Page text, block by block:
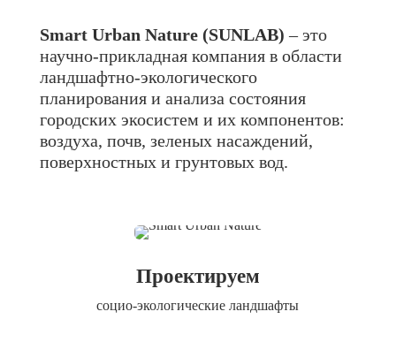
Smart Urban Nature (SUNLAB) – это
научно-прикладная компания в области
ландшафтно-экологического
планирования и анализа состояния
городских экосистем и их компонентов:
воздуха, почв, зеленых насаждений,
поверхностных и грунтовых вод.
Проектируем
социо-экологические ландшафты